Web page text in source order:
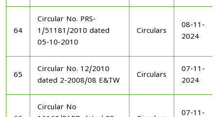
64
Circular No. PRS-
1/51181/2010 dated
05-10-2010
Circulars
08-11-
2024
65
Circular No. 12/2010
dated 2-2008/08 E&TW
Circulars
07-11-
2024
Circular No
07-11-